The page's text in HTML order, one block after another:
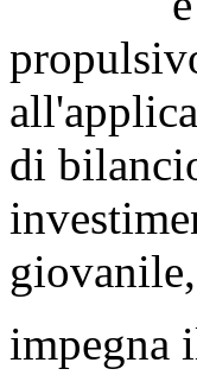
di
giovanile,
impegna